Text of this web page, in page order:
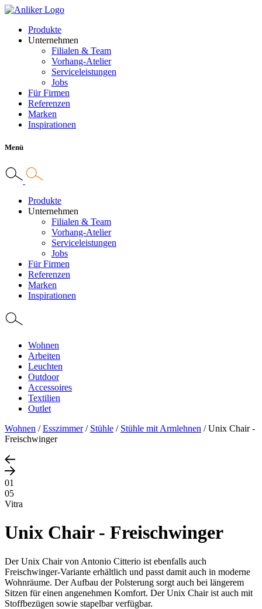
Produkte
Unternehmen
Filialen & Team
Vorhang-Atelier
Serviceleistungen
Jobs
Für Firmen
Referenzen
Marken
Inspirationen
Menü
Produkte
Unternehmen
Filialen & Team
Vorhang-Atelier
Serviceleistungen
Jobs
Für Firmen
Referenzen
Marken
Inspirationen
Wohnen
Arbeiten
Leuchten
Outdoor
Accessoires
Textilien
Outlet
Wohnen /Esszimmer/ Stühle / Stühle mit Armlehnen /Unix Chair -
Freischwinger
01
05
Vitra
Unix Chair - Freischwinger
Der Unix Chair von Antonio Citterio ist ebenfalls auch
Freischwinger-Variante erhältlich und passt damit auch in moderne
Wohnräume. Der Aufbau der Polsterung sorgt auch bei längerem
Sitzen für einen angenehmen Komfort. Der Unix Chair ist auch mit
Stoffbezügen sowie stapelbar verfügbar.